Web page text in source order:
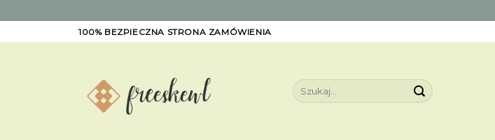
to
100% BEZPIECZNA STRONA ZAMÓWIENIA
Szukaj: